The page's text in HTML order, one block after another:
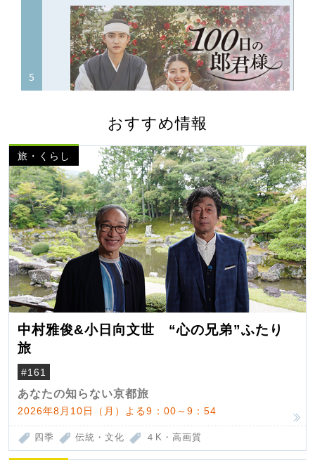
おすすめ情報
旅・くらし
中村雅俊&小日向文世 “心の兄弟”ふたり
旅
#161
あなたの知らない京都旅
2026年8月10日（月）よる9：00～9：54
四季 伝統・文化 ４K・高画質